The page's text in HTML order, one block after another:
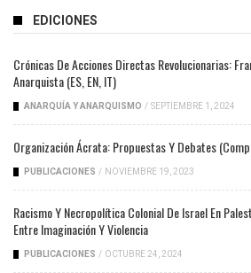
EDICIONES
Crónicas De Acciones Directas Revolucionarias:
Anarquista (ES, EN, IT)
ANARQUÍA Y ANARQUISMO / SEPTIEMBRE 1, 2024
Organización Ácrata: Propuestas Y Debates
PUBLICACIONES / NOVIEMBRE 19, 2023
Racismo Y Necropolítica Colonial De Israel En
Entre Imaginación Y Violencia
PUBLICACIONES / OCTUBRE 24, 2024